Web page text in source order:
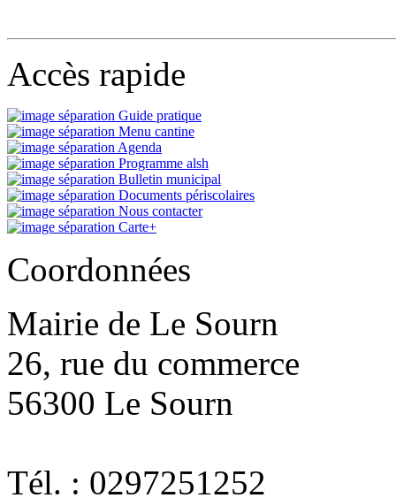
Accès rapide
Guide pratique
Menu cantine
Agenda
Programme alsh
Bulletin municipal
Documents périscolaires
Nous contacter
Carte+
Coordonnées
Mairie de Le Sourn
26, rue du commerce
56300 Le Sourn
Tél. : 0297251252